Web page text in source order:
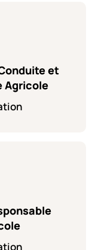
Conduite et
Agricole